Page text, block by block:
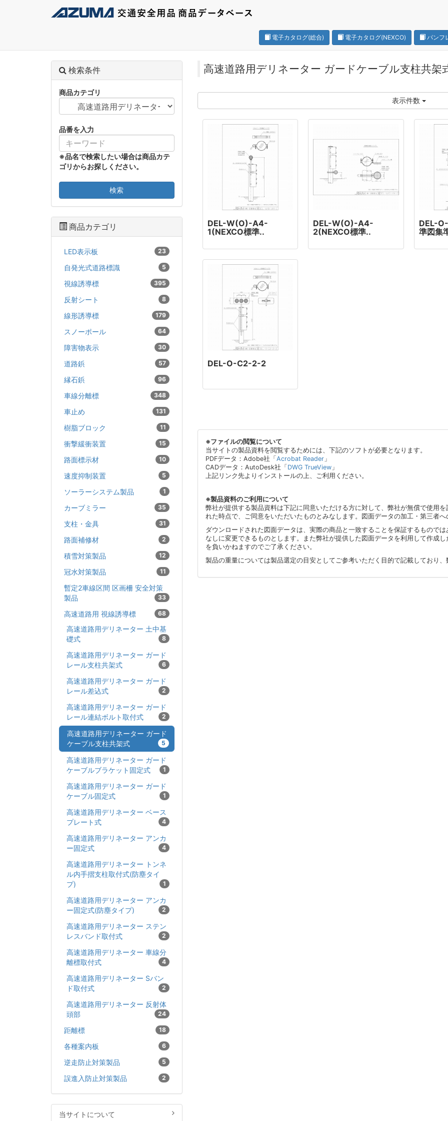
電子カタログ(総合) 電子カタログ(NEXCO) パンフ
高速道路用デリネーター ガードケーブル支柱共架
表示件数
DEL-W(O)-A4-
1(NEXCO標準..
DEL-W(O)-A4-
2(NEXCO標準..
DEL-
準図集
DEL-O-C2-2-2
※ファイルの閲覧について
当サイトの製品資料を閲覧するためには、下記のソフトが必要となります。
PDFデータ：Adobe社「 Acrobat Reader」
CADデータ：AutoDesk社「 DWG TrueView」
上記リンク先よりインストールの上、ご利用ください。
※製品資料のご利用について
弊社が提供する製品資料は下記に同意いただける方に対して、弊社が無償で使用
れた時点で、ご同意をいただいたものとみなします。図面データの加工・第三者
ダウンロードされた図面データは、実際の商品と一致することを保証するもので
なしに変更できるものとします。また弊社が提供した図面データを利用して作成
を負いかねますのでご了承ください。
製品の重量については製品選定の目安としてご参考いただく目的で記載しており
検索条件
商品カテゴリ
品番を入力
※品名で検索したい場合は商品カテ
ゴリからお探しください。
検索
商品カテゴリ
LED表示板 23
自発光式道路標識 5
視線誘導標 395
反射シート 8
線形誘導標 179
スノーポール 64
障害物表示 30
道路鋲 57
縁石鋲 96
車線分離標 348
車止め 131
樹脂ブロック 11
衝撃緩衝装置 15
路面標示材 10
速度抑制装置 5
ソーラーシステム製品 1
カーブミラー 35
支柱・金具 31
路面補修材 2
積雪対策製品 12
冠水対策製品 11
暫定2車線区間 区画柵 安全対策
製品
33
高速道路用 視線誘導標 68
高速道路用デリネーター 土中基
礎式
8
高速道路用デリネーター ガード
レール支柱共架式
6
高速道路用デリネーター ガード
レール差込式
2
高速道路用デリネーター ガード
レール連結ボルト取付式
2
高速道路用デリネーター ガード
ケーブル支柱共架式
5
高速道路用デリネーター ガード
ケーブルブラケット固定式
1
高速道路用デリネーター ガード
ケーブル固定式
1
高速道路用デリネーター ベース
プレート式
4
高速道路用デリネーター アンカ
ー固定式
4
高速道路用デリネーター トンネ
ル内手摺支柱取付式(防塵タイ
プ)
1
高速道路用デリネーター アンカ
ー固定式(防塵タイプ)
2
高速道路用デリネーター ステン
レスバンド取付式
2
高速道路用デリネーター 車線分
離標取付式
4
高速道路用デリネーター Sバン
ド取付式
2
高速道路用デリネーター 反射体
頭部
24
距離標 18
各種案内板 6
逆走防止対策製品 5
誤進入防止対策製品 2
当サイトについて